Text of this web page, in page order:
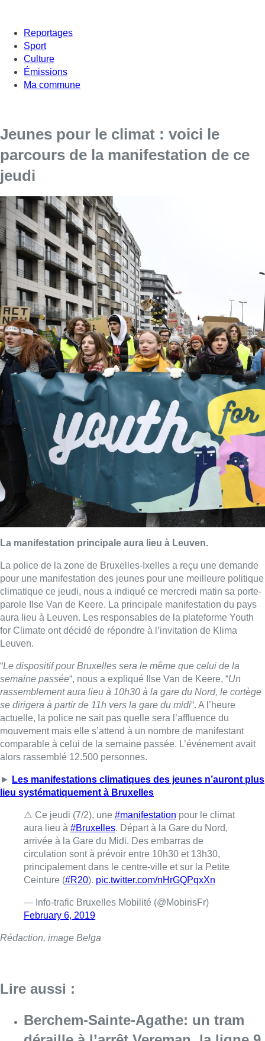
Reportages
Sport
Culture
Émissions
Ma commune
Jeunes pour le climat : voici le
parcours de la manifestation de ce
jeudi
La manifestation principale aura lieu à Leuven.
La police de la zone de Bruxelles-Ixelles a reçu une demande
pour une manifestation des jeunes pour une meilleure politique
climatique ce jeudi, nous a indiqué ce mercredi matin sa porte-
parole Ilse Van de Keere. La principale manifestation du pays
aura lieu à Leuven. Les responsables de la plateforme Youth
for Climate ont décidé de répondre à l’invitation de Klima
Leuven.
“Le dispositif pour Bruxelles sera le même que celui de la
semaine passée“, nous a expliqué Ilse Van de Keere, “Un
rassemblement aura lieu à 10h30 à la gare du Nord, le cortège
se dirigera à partir de 11h vers la gare du midi“. A l’heure
actuelle, la police ne sait pas quelle sera l’affluence du
mouvement mais elle s’attend à un nombre de manifestant
comparable à celui de la semaine passée. L’événement avait
alors rassemblé 12.500 personnes.
►
Les manifestations climatiques des jeunes n’auront plus
lieu systématiquement à Bruxelles
⚠️ Ce jeudi (7/2), une #manifestation pour le climat
aura lieu à #Bruxelles. Départ à la Gare du Nord,
arrivée à la Gare du Midi. Des embarras de
circulation sont à prévoir entre 10h30 et 13h30,
principalement dans le centre-ville et sur la Petite
Ceinture (#R20). pic.twitter.com/nHrGQPqxXn
— Info-trafic Bruxelles Mobilité (@MobirisFr)
February 6, 2019
Rédaction, image Belga
Lire aussi :
Berchem-Sainte-Agathe: un tram